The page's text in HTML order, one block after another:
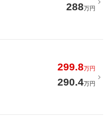
288万円
299.8万円
290.4万円